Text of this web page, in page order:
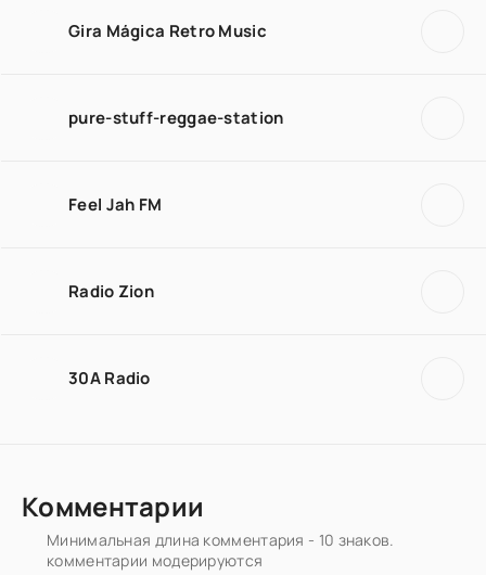
Gira Mágica Retro Music
pure-stuff-reggae-station
Feel Jah FM
Radio Zion
30A Radio
Комментарии
Минимальная длина комментария - 10 знаков.
комментарии модерируются